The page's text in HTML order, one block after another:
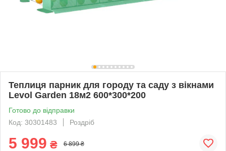
Теплиця парник для городу та саду з вікнами
Levol Garden 18м2 600*300*200
Готово до відправки
Код: 30301483
Роздріб
5 999 ₴ 6 899 ₴